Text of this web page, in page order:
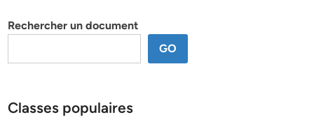
Rechercher un document
GO
Classes populaires